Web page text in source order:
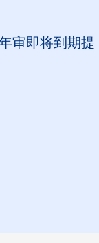
审即将到期提